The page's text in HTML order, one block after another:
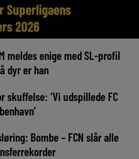
Superligaens
2026
meldes enige med SL-profil
dyr er han
skuffelse: ‘Vi udspillede FC
Bombe – FCN slår alle